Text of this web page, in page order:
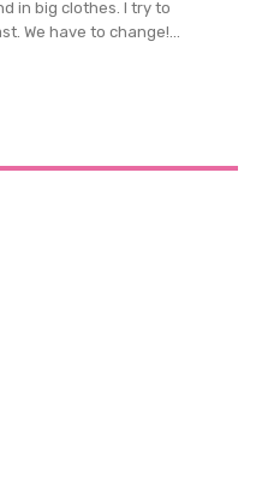
in big clothes. I try to
We have to change!...